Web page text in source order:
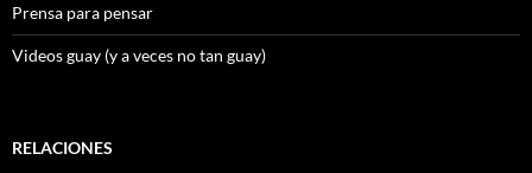
Prensa para pensar
Videos guay (y a veces no tan guay)
RELACIONES